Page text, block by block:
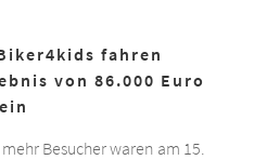
fahren
von 86.000 Euro
ein
Besucher waren am 15.